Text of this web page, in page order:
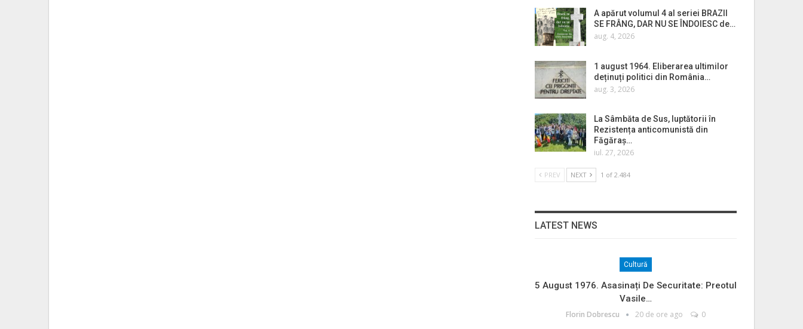
A apărut volumul 4 al seriei BRAZII
SE FRÂNG, DAR NU SE ÎNDOIESC de…
aug. 4, 2026
1 august 1964. Eliberarea ultimilor
deținuți politici din România…
aug. 3, 2026
La Sâmbăta de Sus, luptătorii în
Rezistența anticomunistă din
Făgăraș…
iul. 27, 2026
PREV NEXT 1 of 2.484
LATEST NEWS
Cultură
5 August 1976. Asasinați De Securitate: Preotul
Vasile…
Florin Dobrescu 20 de ore ago 0